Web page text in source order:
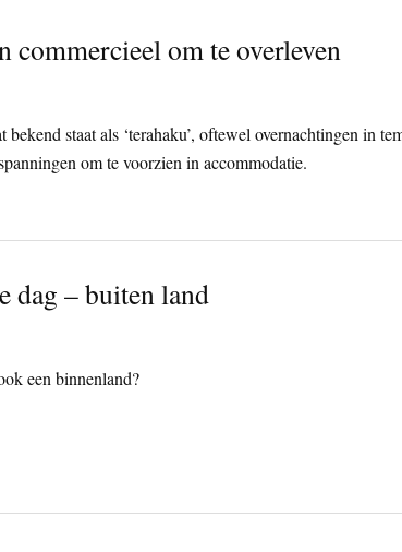
commercieel om te overleven
staat als ‘terahaku’, oftewel overnachtingen in
om te voorzien in accommodatie.
dag – buiten land
een binnenland?